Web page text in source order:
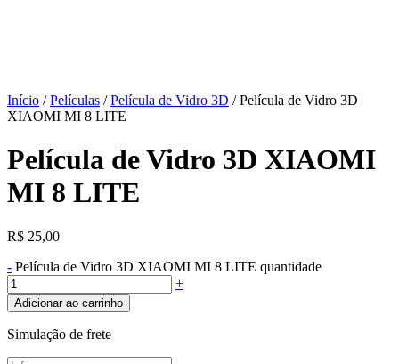
Início /Películas /Película de Vidro 3D / Película de Vidro 3D
XIAOMI MI 8 LITE
Película de Vidro 3D XIAOMI
MI 8 LITE
R$ 25,00
- Película de Vidro 3D XIAOMI MI 8 LITE quantidade
+
Adicionar ao carrinho
Simulação de frete